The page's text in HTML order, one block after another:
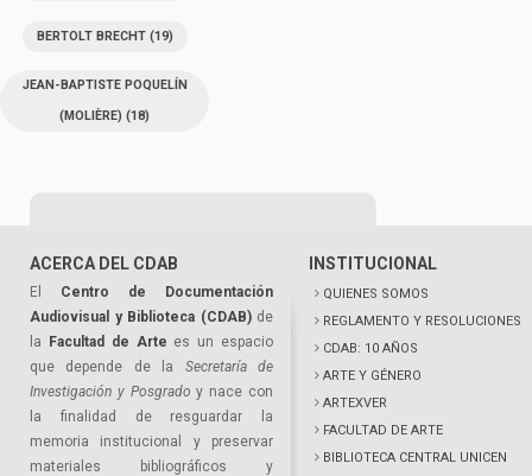
BERTOLT BRECHT(19)
JEAN-BAPTISTE POQUELÍN
(MOLIÈRE) (18)
ACERCA DEL CDAB
El Centro de Documentación
Audiovisual y Biblioteca (CDAB)de
la
Facultad de Arte es un espacio
que depende de la Secretaría de
Investigación y Posgrado y nace con
la finalidad de resguardar la
memoria institucional y preservar
materiales bibliográficos y
INSTITUCIONAL
QUIENES SOMOS
REGLAMENTO Y RESOLUCIONES
CDAB: 10 AÑOS
ARTE Y GÉNERO
ARTEXVER
FACULTAD DE ARTE
BIBLIOTECA CENTRAL UNICEN